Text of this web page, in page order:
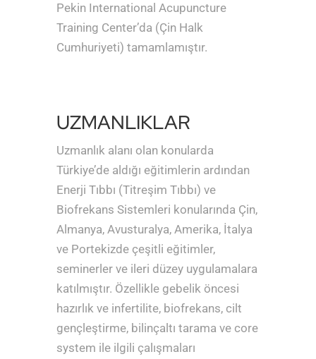
Pekin International Acupuncture
Training Center’da (Çin Halk
Cumhuriyeti) tamamlamıştır.
UZMANLIKLAR
Uzmanlık alanı olan konularda
Türkiye’de aldığı eğitimlerin ardından
Enerji Tıbbı (Titreşim Tıbbı) ve
Biofrekans Sistemleri konularında Çin,
Almanya, Avusturalya, Amerika, İtalya
ve Portekizde çeşitli eğitimler,
seminerler ve ileri düzey uygulamalara
katılmıştır. Özellikle gebelik öncesi
hazırlık ve infertilite, biofrekans, cilt
gençleştirme, bilinçaltı tarama ve core
system ile ilgili çalışmaları